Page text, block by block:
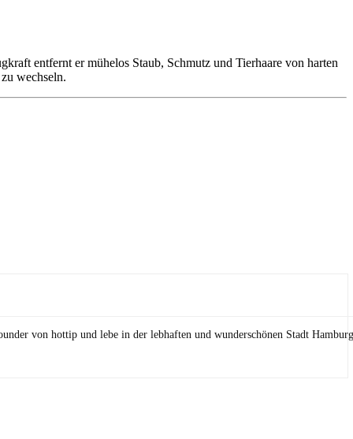
entfernt er mühelos Staub, Schmutz und Tierhaare von harten
wechseln.
von hottip und lebe in der lebhaften und wunderschönen Stadt